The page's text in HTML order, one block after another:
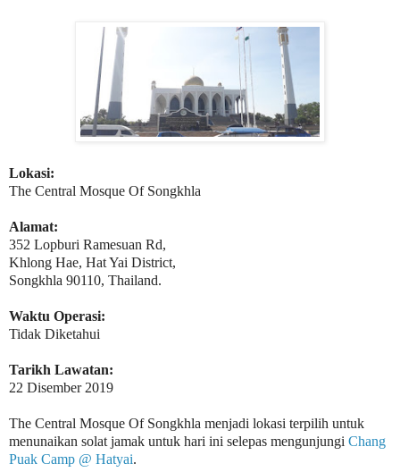
Lokasi:
The Central Mosque Of Songkhla
Alamat:
352 Lopburi Ramesuan Rd,
Khlong Hae, Hat Yai District,
Songkhla 90110, Thailand.
Waktu Operasi:
Tidak Diketahui
Tarikh Lawatan:
22 Disember 2019
The Central Mosque Of Songkhla menjadi lokasi terpilih untuk
menunaikan solat jamak untuk hari ini selepas mengunjungi Chang
Puak Camp @ Hatyai.